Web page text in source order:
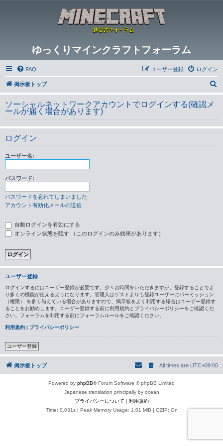
ゆっくりマインクラフトフォーラム
FAQ ログイン
ユーザー登録
掲示板トップ
索
ソーシャルネットワークアカウントでログインする(確認メ
ールが届く場合があります)
ログイン
ユーザー名:
パスワード:
パスワードを忘れてしまいました
アカウント有効化メールの送信
自動ログインを有効にする
オンライン状態を隠す （このログインのみ効果があります）
ユーザー登録
ログインするにはユーザー登録が必要です。少々お時間をいただきますが、登録することでよ
り多くの機能が使えるようになります。管理人はゲストよりも登録ユーザーにパーミッション
（権限） を多く与えている場合がありますので、掲示板をよく利用する場合はユーザー登録す
ることをお勧めします。ユーザー登録する前に利用規約とプライバシーポリシーをご確認くだ
さい。フォーラムを利用する前にフォーラムルールをご確認ください。
利用規約 | プライバシーポリシー
ユーザー登録
掲示板トップ All times are UTC+09:00
Powered by phpBB® Forum Software © phpBB Limited
Japanese translation principally by ocean
プライバシーについて | 利用規約
Time: 0.031s| Peak Memory Usage: 1.01 MiB | GZIP: On